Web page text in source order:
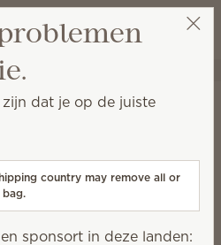
Verlanglijst
Winkeltas
Selecteer een party
Scentsy
Algemene
11 januari 2024
dat je op de juiste
country may remove all or
sponsort in deze landen: